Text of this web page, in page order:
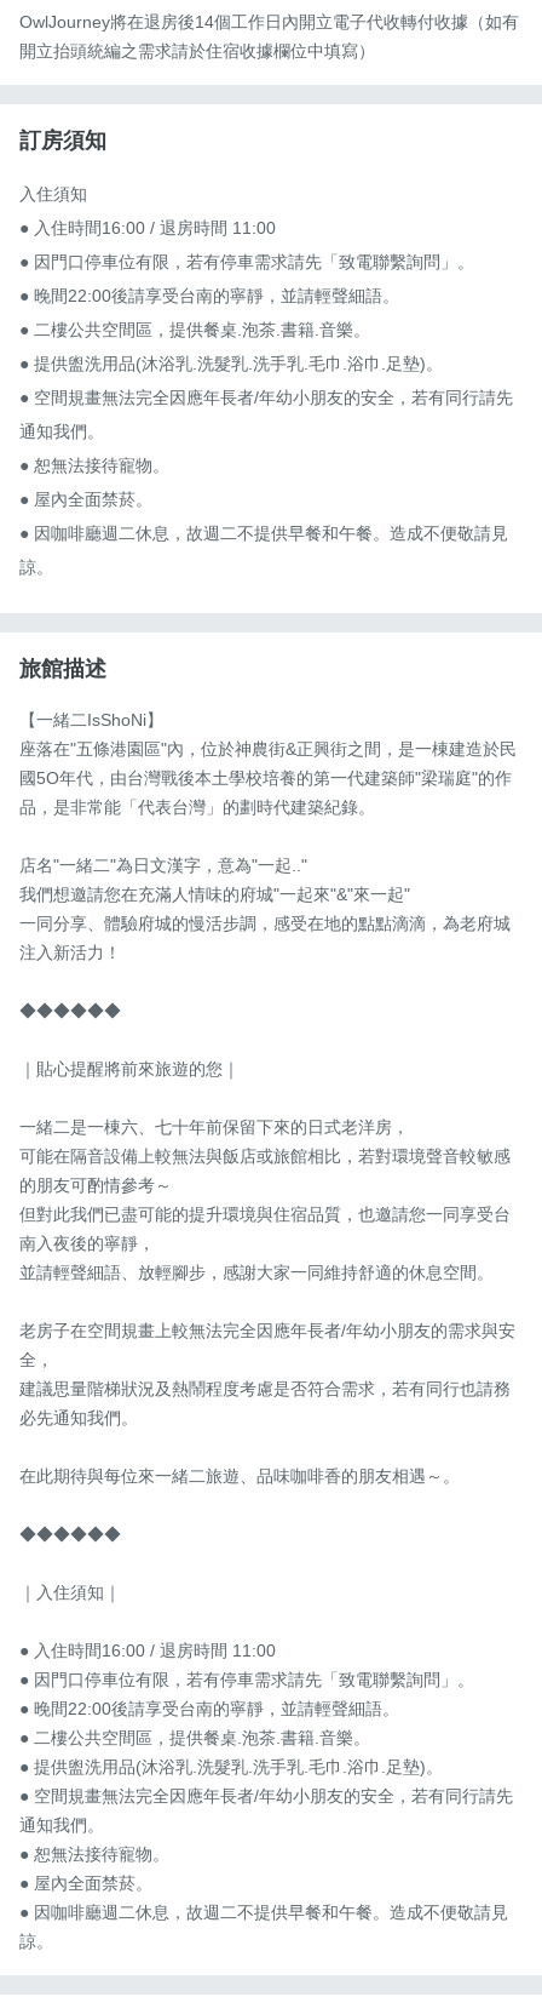
OwlJourney將在退房後14個工作日內開立電子代收轉付收據（如有
開立抬頭統編之需求請於住宿收據欄位中填寫）
訂房須知
入住須知
● 入住時間16:00 / 退房時間 11:00
● 因門口停車位有限，若有停車需求請先「致電聯繫詢問」。
● 晚間22:00後請享受台南的寧靜，並請輕聲細語。
● 二樓公共空間區，提供餐桌.泡茶.書籍.音樂。
● 提供盥洗用品(沐浴乳.洗髮乳.洗手乳.毛巾.浴巾.足墊)。
● 空間規畫無法完全因應年長者/年幼小朋友的安全，若有同行請先
通知我們。
● 恕無法接待寵物。
● 屋內全面禁菸。
● 因咖啡廳週二休息，故週二不提供早餐和午餐。造成不便敬請見
諒。
旅館描述
【一緒二IsShoNi】
座落在"五條港園區"內，位於神農街&正興街之間，是一棟建造於民
國5Ο年代，由台灣戰後本土學校培養的第一代建築師"梁瑞庭"的作
品，是非常能「代表台灣」的劃時代建築紀錄。
店名"一緒二"為日文漢字，意為"一起.."
我們想邀請您在充滿人情味的府城"一起來"&"來一起"
一同分享、體驗府城的慢活步調，感受在地的點點滴滴，為老府城
注入新活力！
◆◆◆◆◆◆
｜貼心提醒將前來旅遊的您｜
一緒二是一棟六、七十年前保留下來的日式老洋房，
可能在隔音設備上較無法與飯店或旅館相比，若對環境聲音較敏感
的朋友可酌情參考～
但對此我們已盡可能的提升環境與住宿品質，也邀請您一同享受台
南入夜後的寧靜，
並請輕聲細語、放輕腳步，感謝大家一同維持舒適的休息空間。
老房子在空間規畫上較無法完全因應年長者/年幼小朋友的需求與安
全，
建議思量階梯狀況及熱鬧程度考慮是否符合需求，若有同行也請務
必先通知我們。
在此期待與每位來一緒二旅遊、品味咖啡香的朋友相遇～。
◆◆◆◆◆◆
｜入住須知｜
● 入住時間16:00 / 退房時間 11:00
● 因門口停車位有限，若有停車需求請先「致電聯繫詢問」。
● 晚間22:00後請享受台南的寧靜，並請輕聲細語。
● 二樓公共空間區，提供餐桌.泡茶.書籍.音樂。
● 提供盥洗用品(沐浴乳.洗髮乳.洗手乳.毛巾.浴巾.足墊)。
● 空間規畫無法完全因應年長者/年幼小朋友的安全，若有同行請先
通知我們。
● 恕無法接待寵物。
● 屋內全面禁菸。
● 因咖啡廳週二休息，故週二不提供早餐和午餐。造成不便敬請見
諒。